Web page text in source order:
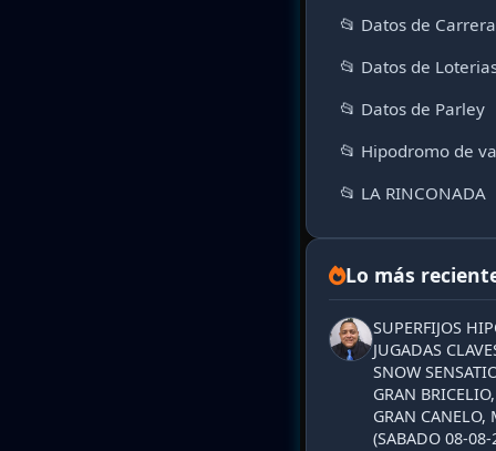
📂 Datos de
📂 Datos de
📂 Datos de Parley
📂 Hipodromo de
📂 LA RINCONADA
Lo más
SUPERFIJOS
JUGADAS
SNOW
GRAN
GRAN CANELO,
(SABADO 08-